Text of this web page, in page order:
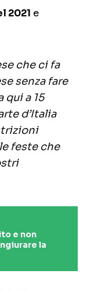
2021 e
che ci fa
senza fare
qui a 15
d’Italia
feste che
e non
la